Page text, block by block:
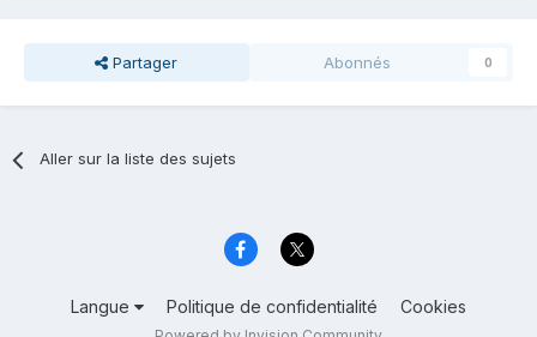
Partager Abonnés 0
Aller sur la liste des sujets
Langue Politique de confidentialité Cookies